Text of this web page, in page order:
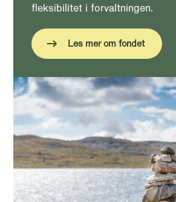
fleksibilitet i forvaltningen.
Les mer om fondet